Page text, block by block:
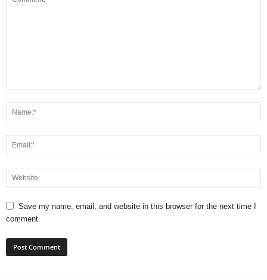
Save my name, email, and website in this browser for the next time I
comment.